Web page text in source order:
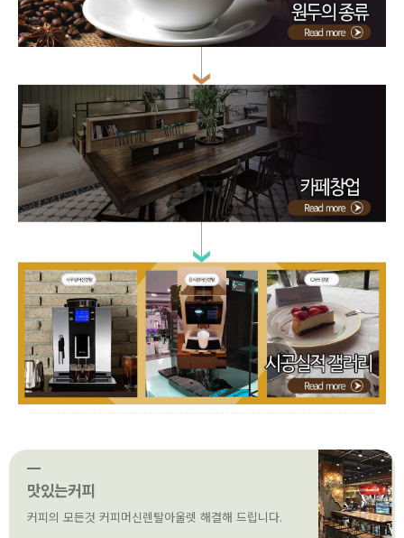
맛있는커피
커피의 모든것 커피머신렌탈아울렛 해결해 드립니다.